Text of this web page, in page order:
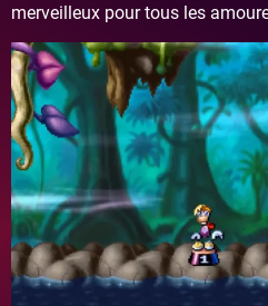
merveilleux pour tous les